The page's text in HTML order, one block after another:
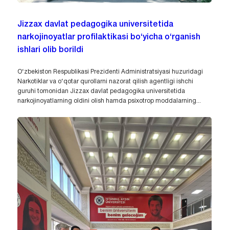
Jizzax davlat pedagogika universitetida
narkojinoyatlar profilaktikasi bo‘yicha o‘rganish
ishlari olib borildi
O‘zbekiston Respublikasi Prezidenti Administratsiyasi huzuridagi
Narkotiklar va o‘qotar qurollarni nazorat qilish agentligi ishchi
guruhi tomonidan Jizzax davlat pedagogika universitetida
narkojinoyatlarning oldini olish hamda psixotrop moddalarning...